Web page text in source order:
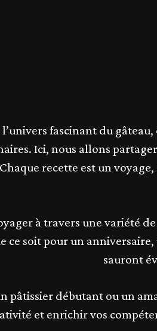
fascinant du
Ici, nous allons
recette est un
à travers une variété
ce soit pour un
sauront
pâtissier débutant ou un
et enrichir vos